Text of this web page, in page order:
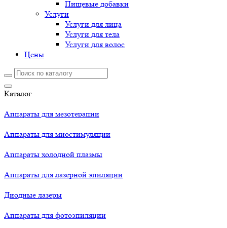
Пищевые добавки
Услуги
Услуги для лица
Услуги для тела
Услуги для волос
Цены
Каталог
Аппараты для мезотерапии
Аппараты для миостимуляции
Аппараты холодной плазмы
Аппараты для лазерной эпиляции
Диодные лазеры
Аппараты для фотоэпиляции